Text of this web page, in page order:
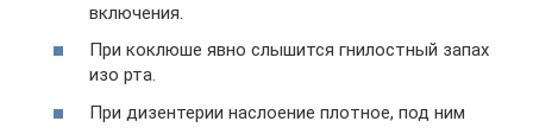
включения.
При коклюше явно слышится гнилостный запах
изо рта.
При дизентерии наслоение плотное, под ним